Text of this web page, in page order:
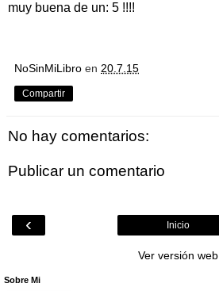
muy buena de un: 5 !!!!
NoSinMiLibro en 20.7.15
Compartir
No hay comentarios:
Publicar un comentario
‹ Inicio
Ver versión web
Sobre Mi